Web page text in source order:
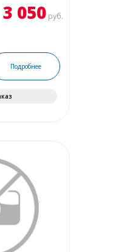
3 050 руб.
Подробнее